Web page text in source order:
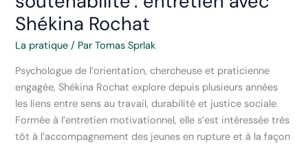
Shékina Rochat
La pratique / ParTomas Sprlak
Psychologue de l’orientation, chercheuse et praticienne
engagée, Shékina Rochat explore depuis plusieurs années
les liens entre sens au travail, durabilité et justice sociale.
Formée à l’entretien motivationnel, elle s’est intéressée très
tôt à l’accompagnement des jeunes en rupture et à la façon